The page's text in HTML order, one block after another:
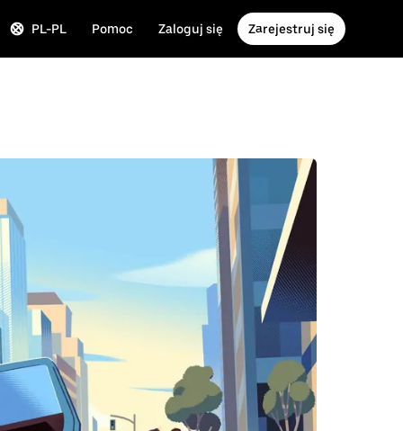
PL-PL Pomoc Zaloguj się Zarejestruj się